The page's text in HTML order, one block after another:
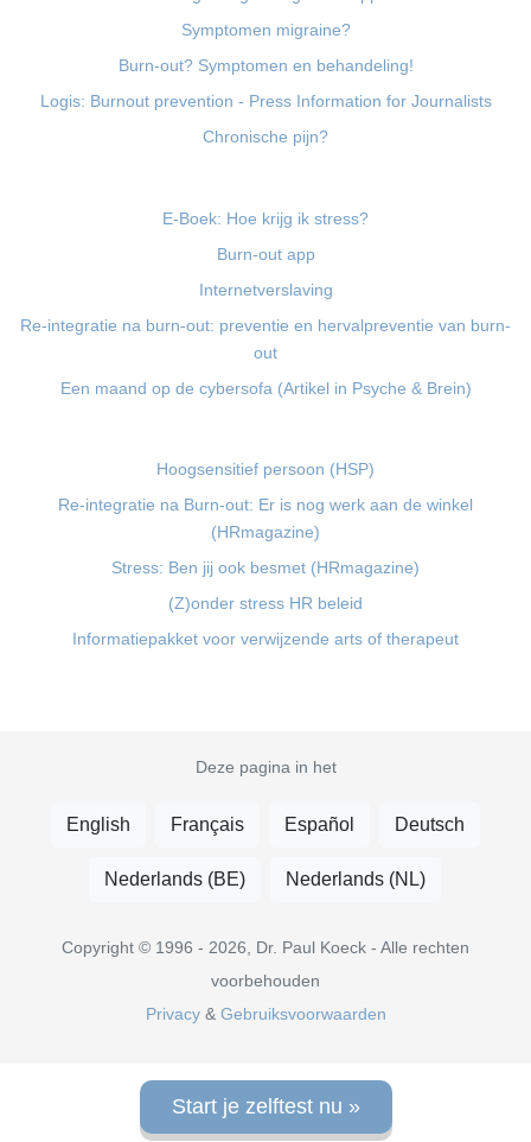
Start je zelftest nu »
Hoogsensitief persoon (HSP)
Re-integratie na Burn-out: Er is nog werk aan de winkel
(HRmagazine)
Stress: Ben jij ook besmet (HRmagazine)
(Z)onder stress HR beleid
Informatiepakket voor verwijzende arts of therapeut
E-Boek: Hoe krijg ik stress?
Burn-out app
Internetverslaving
Re-integratie na burn-out: preventie en hervalpreventie van burn-
out
Een maand op de cybersofa (Artikel in Psyche & Brein)
Symptomen migraine?
Burn-out? Symptomen en behandeling!
Logis: Burnout prevention - Press Information for Journalists
Chronische pijn?
Deze pagina in het
English Français Español Deutsch
Nederlands (BE) Nederlands (NL)
Copyright © 1996 - 2026, Dr. Paul Koeck - Alle rechten
voorbehouden
Privacy& Gebruiksvoorwaarden